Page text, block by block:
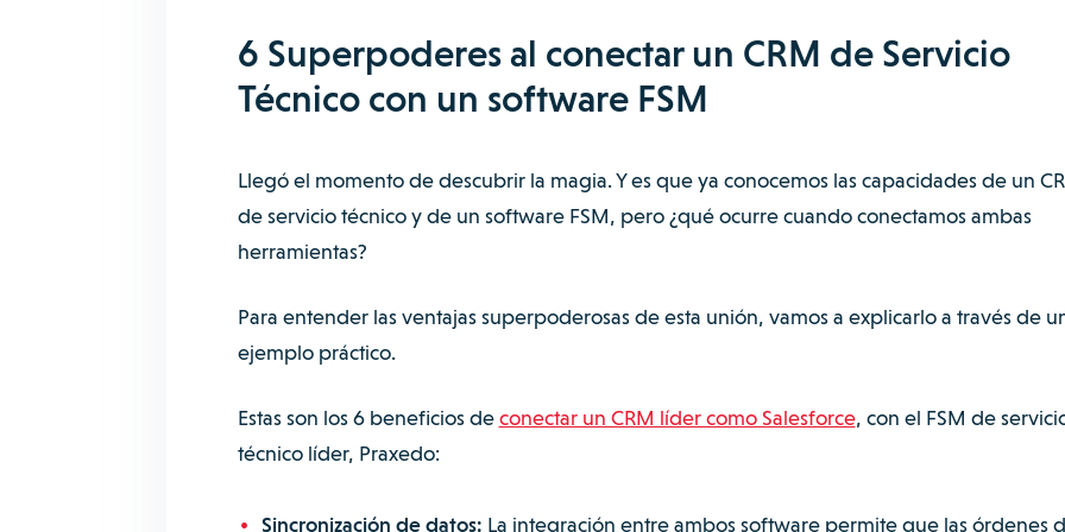
6 Superpoderes al conectar un CRM de Servicio
Técnico con un software FSM
Llegó el momento de descubrir la magia. Y es que ya conocemos las capacidades de un
de servicio técnico y de un software FSM, pero ¿qué ocurre cuando conectamos ambas
herramientas?
Para entender las ventajas superpoderosas de esta unión, vamos a explicarlo a través de
ejemplo práctico.
Estas son los 6 beneficios deconectar un CRM líder como Salesforce, con el FSM de
técnico líder, Praxedo:
Sincronización de datos: La integración entre ambos software permite que las órdenes